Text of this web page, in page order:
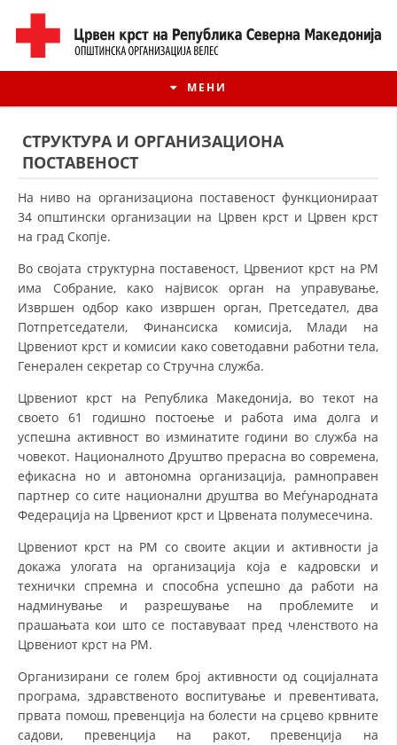
МЕНИ
ИСТОРИЈАТ НА ЦКРМ
ИСТОРИЈАТ НА ДВИЖЕЊЕТО
СТРУКТУРА НА ОРГАНИЗАЦИЈАТА
КОНТАКТ ИНФОРМАЦИИ
ЧЛЕНСТВО ВО ПРОФЕСИОНАЛНИ ТЕЛА
ЗАКОН ЗА ЦКРМ
СТАТУТ НА ЦКРМ
ОРГАНИЗАЦИЈА И РАЗВОЈ
РАКОВОДЕН ОДБОР
СТРУКТУРА И ОРГАНИЗАЦИОНА
ПОСТАВЕНОСТ
На ниво на организациона поставеност функционираат
34 општински организации на Црвен крст и Црвен крст
на град Скопје.
Во својата структурна поставеност, Црвениот крст на РМ
има Собрание, како највисок орган на управување,
Извршен одбор како извршен орган, Претседател, два
Потпретседатели, Финансиска ко­ми­сија, Млади на
Црвениот крст и комисии како со­ве­тодавни работни тела,
Генерален секретар со Стручна служба.
Црвениот крст на Република Македонија, во текот на
своето 61 годишно постоење и работа има долга и
успешна активност во изминатите години во служба на
човекот. Националното Друштво прерасна во современа,
ефикасна но и автономна организација, рамноправен
партнер со сите национални друштва во Меѓународната
Федерација на Црвениот крст и Црвената полумесечина.
Црвениот крст на РМ со своите акции и активности ја
докажа улогата на организација која е кадровски и
технички спремна и способна успешно да работи на
надминување и разрешување на проблемите и
прашањата кои што се поставуваат пред членството на
Црвениот крст на РМ.
Организирани се голем број активности од социјалната
програма, здравственото воспитување и превентивата,
првата помош, превенција на болести на срцево крвните
садови, превенција на ракот, превенција на